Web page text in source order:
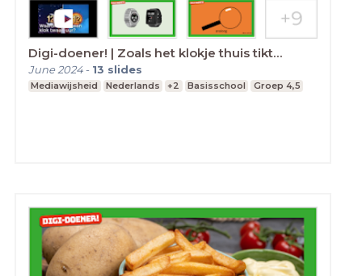
Digi-doener! | Zoals het klokje thuis tikt…
June 2024- 13 slides
Mediawijsheid Nederlands +2 Basisschool Groep 4,5